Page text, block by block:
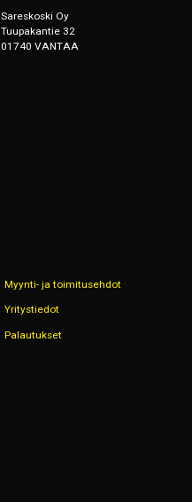
Sareskoski Oy
Tuupakantie 32
01740 VANTAA
Myynti- ja toimitusehdot
Yritystiedot
Palautukset